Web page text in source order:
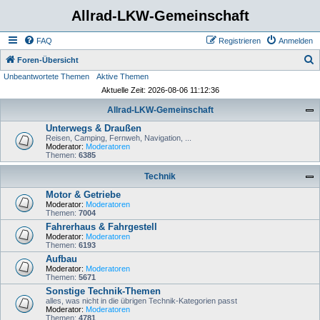
Allrad-LKW-Gemeinschaft
FAQ Anmelden
Registrieren
Foren-Übersicht
Unbeantwortete Themen
Aktive Themen
Aktuelle Zeit: 2026-08-06 11:12:36
Allrad-LKW-Gemeinschaft
Unterwegs & Draußen
Reisen, Camping, Fernweh, Navigation, ...
Moderator: Moderatoren
Themen: 6385
Technik
Motor & Getriebe
Moderator: Moderatoren
Themen: 7004
Fahrerhaus & Fahrgestell
Moderator: Moderatoren
Themen: 6193
Aufbau
Moderator: Moderatoren
Themen: 5671
Sonstige Technik-Themen
alles, was nicht in die übrigen Technik-Kategorien passt
Moderator: Moderatoren
Themen: 4781